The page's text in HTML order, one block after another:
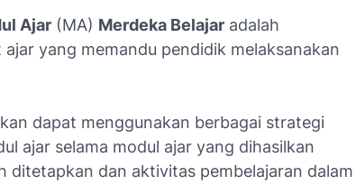
Ajar (MA) Merdeka Belajar adalah
yang memandu pendidik melaksanakan
dapat menggunakan berbagai strategi
ajar selama modul ajar yang dihasilkan
ditetapkan dan aktivitas pembelajaran dalam